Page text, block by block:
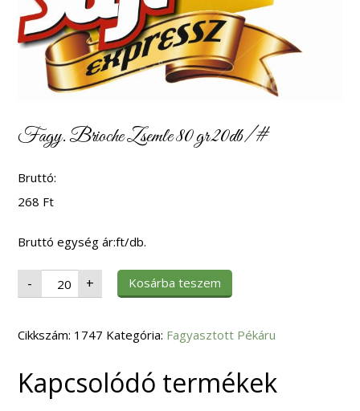
Fagy. Brioche Zsemle 80 gr 20db/#
Bruttó:
268 Ft
Bruttó egység ár:ft/db.
- Fagy.
Brioche
Zsemle
20db/#
+ Kosárba teszem
Cikkszám: 1747 Kategória: Fagyasztott Pékáru
Kapcsolódó termékek